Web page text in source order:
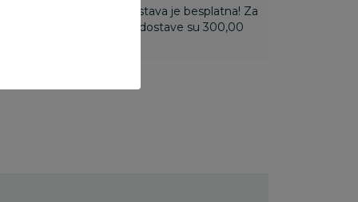
3.500,00 rsd i više dostava je besplatna! Za
do 3.499,99 rsd troškovi dostave su 300,00